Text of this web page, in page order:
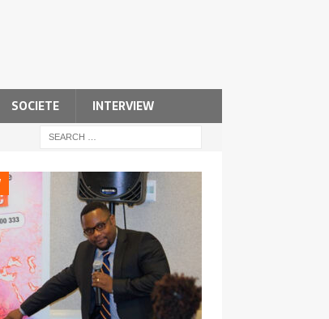
SOCIETE INTERVIEW